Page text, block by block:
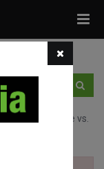
River Plate vs.